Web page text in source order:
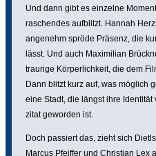
Und dann gibt es einzelne
ra­schendes aufblitzt. Hannah
angenehm spröde Präsenz, die
lässt. Und auch Maxi­mi­lian
traurige Körper­lich­keit, die dem
Dann blitzt kurz auf, was möglich
eine Stadt, die längst ihre
zitat geworden ist.
Doch passiert das, zieht sich
Marcus Pfeiffer und Christian Lex